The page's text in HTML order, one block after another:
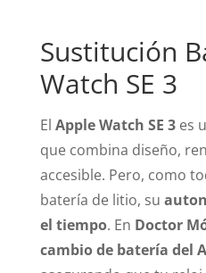
Sustitución
Watch SE 3
El Apple Watch SE 3es
que combina diseño,
accesible. Pero, como
batería de litio, su
el tiempo. En Doctor
cambio de batería del